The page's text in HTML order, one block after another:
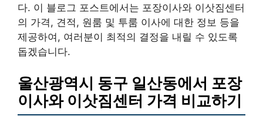
다. 이 블로그 포스트에서는 포장이사와 이삿짐센터
의 가격, 견적, 원룸 및 투룸 이사에 대한 정보 등을
제공하여, 여러분이 최적의 결정을 내릴 수 있도록
돕겠습니다.
울산광역시 동구 일산동에서 포장
이사와 이삿짐센터 가격 비교하기